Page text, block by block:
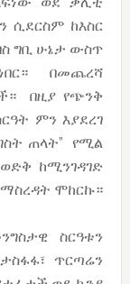
ሲደርስም ከእስር
ግቢ ሁኔታ ውስጥ
ነበር። በመጨረሻ
በዚያ የጭንቅ
ምን እያደረገ
ጠላት” የሚል
ከሚንገዳገድ
ሞከርኩ።
ስርዓቱን
ጥርጣሬን